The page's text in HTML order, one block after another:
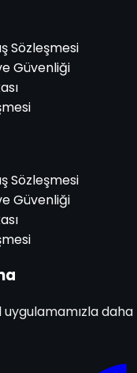
Sözleşmesi
Güvenliği
Sözleşmesi
Güvenliği
uygulamamızla